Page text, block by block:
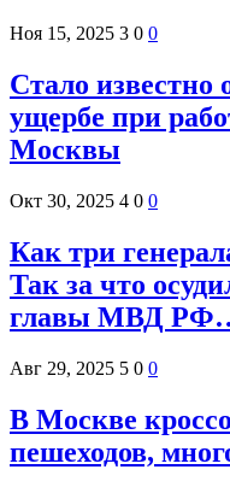
Ноя 15, 2025 3 0 0
Стало
ущербе при
Москвы
Окт 30, 2025 4 0 0
Как три
Так за что
главы МВД
Авг 29, 2025 5 0 0
В Москве
пешеходов,